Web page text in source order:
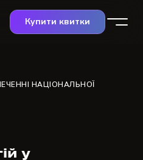
Купити квитки
НАЦІОНАЛЬНОЇ
у